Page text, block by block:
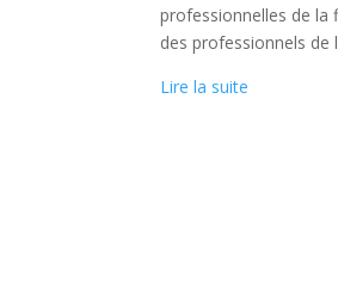
professionnelles de la
des professionnels de
Lire la suite